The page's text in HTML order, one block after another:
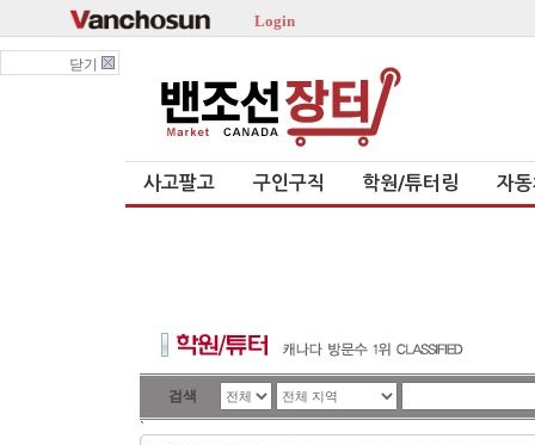
Login
닫기
사고팔고 구인구직 학원/튜터링 자
검색
`